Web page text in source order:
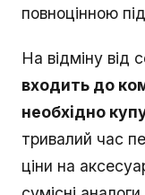
повноцінною
На відміну від
входить до
необхідно
тривалий час
ціни на